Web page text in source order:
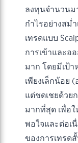
ลงทุนจำนวนม
กำไรอย่างสม่
เทรดแบบ
การเข้าและอ
มาก โดยมีเป้า
เพียงเล็กน้อย
แต่ชดเชยด้วย
มากที่สุด เพื่อ
พอใจและต่อเ
ของการเทรด